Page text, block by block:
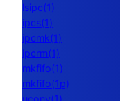
lsipc(1)
ipcs(1)
ipcmk(1)
ipcrm(1)
mkfifo(1)
mkfifo(1p)
uconv(1)